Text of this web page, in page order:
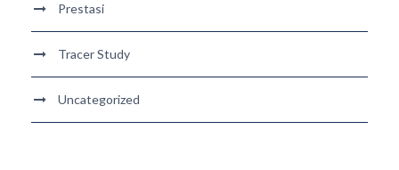
Prestasi
Tracer Study
Uncategorized